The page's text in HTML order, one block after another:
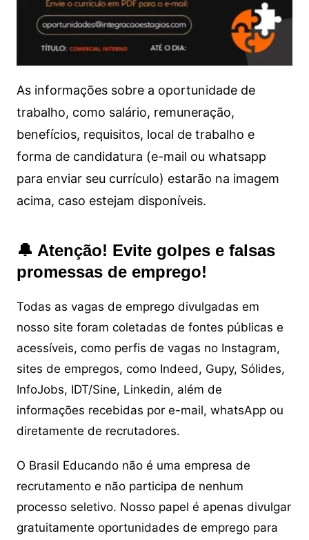
As informações sobre a oportunidade de
trabalho, como salário, remuneração,
benefícios, requisitos, local de trabalho e
forma de candidatura (e-mail ou whatsapp
para enviar seu currículo) estarão na imagem
acima, caso estejam disponíveis.
🔔 Atenção! Evite golpes e falsas
promessas de emprego!
Todas as vagas de emprego divulgadas em
nosso site foram coletadas de fontes públicas e
acessíveis, como perfis de vagas no Instagram,
sites de empregos, como Indeed, Gupy, Sólides,
InfoJobs, IDT/Sine, Linkedin, além de
informações recebidas por e-mail, whatsApp ou
diretamente de recrutadores.
O Brasil Educando não é uma empresa de
recrutamento e não participa de nenhum
processo seletivo. Nosso papel é apenas divulgar
gratuitamente oportunidades de emprego para